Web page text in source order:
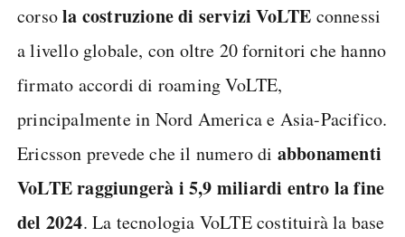
corsola costruzione di servizi VoLTE connessi
a livello globale, con oltre 20 fornitori che hanno
firmato accordi di roaming VoLTE,
principalmente in Nord America e Asia-Pacifico.
Ericsson prevede che il numero di abbonamenti
VoLTE raggiungerà i 5,9 miliardi entro la fine
del 2024. La tecnologia VoLTE costituirà la base